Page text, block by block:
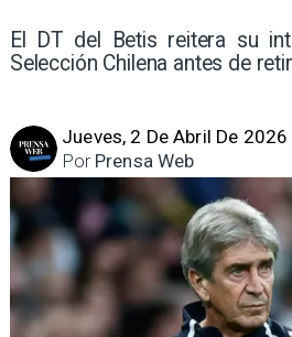
El DT del Betis reitera su
Selección Chilena antes de
Jueves, 2 De Abril De
Prensa Web
Por